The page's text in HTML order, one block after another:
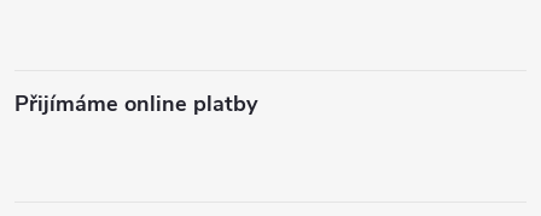
Přijímáme online platby